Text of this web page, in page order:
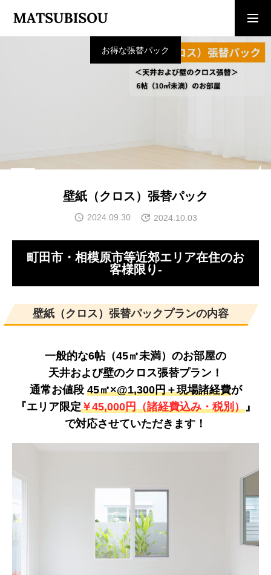
ご相談・見積依頼
COMPANY
CONTACT
お問い合わせ
NEWS
よくあるご質問
ENTRY
求人採用情報
PRIVACY POLICY
お得な張替パック
壁紙（クロス）張替パック
2024.09.30 2024.10.03
町田市・相模原市等近郊エリア在住のお
客様限り-
壁紙（クロス）張替パックプランの内容
一般的な6帖（45㎡未満）のお部屋の
天井および壁のクロス張替プラン！
通常お値段 45㎡×@1,300円＋現場諸経費が
『エリア限定￥45,000円（諸経費込み・税別）』
で対応させていただきます！